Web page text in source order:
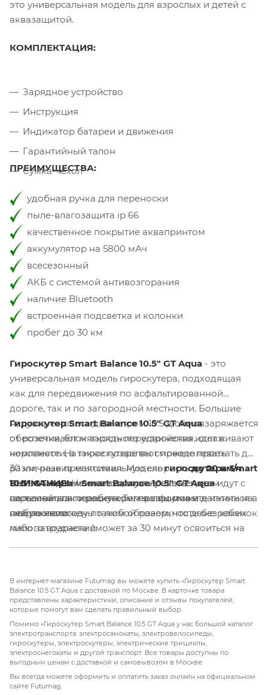
это универсальная модель для взрослых и детей с
аквазащитой.
КОМПЛЕКТАЦИЯ:
Зарядное устройство
Инструкция
Индикатор батареи и движения
Гарантийный талон
Сумка-чехол
ПРЕИМУЩЕСТВА:
удобная ручка для переноски
пыле-влагозащита ip 66
качественное покрытие аквапринтом
аккумулятор на 5800 мАч
всесезонный
АКБ с системой антивозгорания
наличие Bluetooth
встроенная подсветка и колонки
пробег до 30 км
Гироскутер Smart Balance 10.5" GT Aqua - это
универсальная модель гироскутера, подходящая
как для передвижения по асфальтированной
дороге, так и по загородной местности. Большие
надувные колеса диаметром 10.5 дюймов
обеспечивают мягкость передвижения, сглаживают
неровности, а также позволяют преодолевать
различные препятствия. Модельгироскутера Smart
10.5" GT Aquaможет эксплуатироваться как
взрослым, так и ребенком, платформа и датчики на
ней расположены таким образом, что даже ребенок
малого возраста сможет за 30 минут освоиться на
Гироскутер Smart Balance 10.5" GT Aquaзаряжается
от розетки, блок зарядного устройства идет в
комплекте. На гироскутере вы сможете проехать до
30 км, развив максимальную скоростьдо 20 км/ч.
Новые моделиSmart Balance 10.5" GT Aquaидут с
системой влагозащиты. Теперь вы можете кататься в
любую непогоду по любой поверхности без каких
либо затруднений.
ВНИМАНИЕ!Начинающим мы рекомендуем
пользоваться гироскутером в защитном
снаряжении.
В интернет-магазине Futumag вы можете купить «Гироскутер Smart
Balance 10.5 GT Aqua с доставкой по Москве. В карточке товара
представлены характеристики, описание и отзывы покупателей,
которые помогут вам сделать правильный выбор.
Помимо «Гироскутер Smart Balance 10.5 GT Aqua у нас большой каталог
электротранспорта: электросамокаты, электровелосипеды,
гироскутеры, электроскутеры, электрические трициклы,
электроснегокаты и другой транспорт. Все товары доступны по
выгодным ценам с доставкой и самовывозом в Москве.
Вы всегда можете оформить и оплатить заказ онлайн на официальном
сайте Futumag.